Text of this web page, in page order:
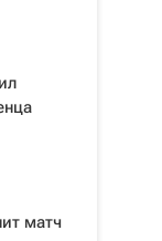
матч